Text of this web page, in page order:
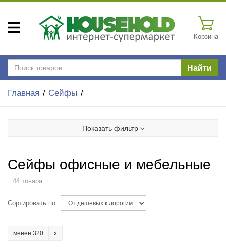
Корзина
Найти
Главная Сейфы
Показать фильтр
Сейфы офисные и мебельные
44 товара
Сортировать по
менее 320